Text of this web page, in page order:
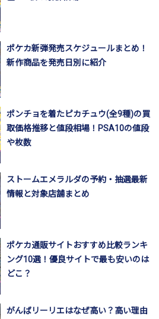
ポケカ新弾発売スケジュールまとめ！
新作商品を発売日別に紹介
ポンチョを着たピカチュウ(全9種)の買
取価格推移と値段相場！PSA10の値段
や枚数
ストームエメラルダの予約・抽選最新
情報と対象店舗まとめ
ポケカ通販サイトおすすめ比較ランキ
ング10選！優良サイトで最も安いのは
どこ？
がんばリーリエはなぜ高い？高い理由